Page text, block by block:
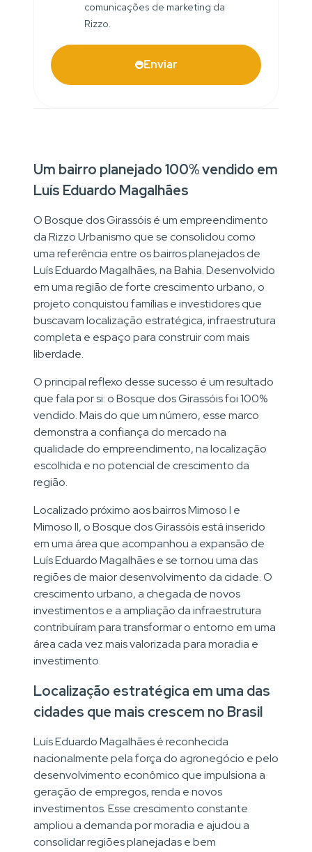
comunicações de marketing da
Rizzo.
Enviar
Um bairro planejado 100% vendido em
Luís Eduardo Magalhães
O Bosque dos Girassóis é um empreendimento
da Rizzo Urbanismo que se consolidou como
uma referência entre os bairros planejados de
Luís Eduardo Magalhães, na Bahia. Desenvolvido
em uma região de forte crescimento urbano, o
projeto conquistou famílias e investidores que
buscavam localização estratégica, infraestrutura
completa e espaço para construir com mais
liberdade.
O principal reflexo desse sucesso é um resultado
que fala por si: o Bosque dos Girassóis foi 100%
vendido. Mais do que um número, esse marco
demonstra a confiança do mercado na
qualidade do empreendimento, na localização
escolhida e no potencial de crescimento da
região.
Localizado próximo aos bairros Mimoso I e
Mimoso II, o Bosque dos Girassóis está inserido
em uma área que acompanhou a expansão de
Luís Eduardo Magalhães e se tornou uma das
regiões de maior desenvolvimento da cidade. O
crescimento urbano, a chegada de novos
investimentos e a ampliação da infraestrutura
contribuíram para transformar o entorno em uma
área cada vez mais valorizada para moradia e
investimento.
Localização estratégica em uma das
cidades que mais crescem no Brasil
Luís Eduardo Magalhães é reconhecida
nacionalmente pela força do agronegócio e pelo
desenvolvimento econômico que impulsiona a
geração de empregos, renda e novos
investimentos. Esse crescimento constante
ampliou a demanda por moradia e ajudou a
consolidar regiões planejadas e bem